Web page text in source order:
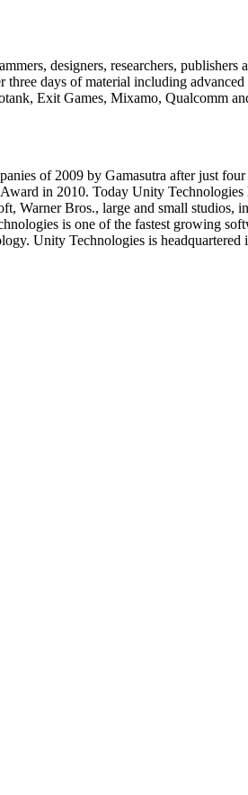
designers, researchers,
days of material including advanced
Exit Games, Mixamo, Qualcomm
of 2009 by Gamasutra after just
in 2010. Today Unity
Bros., large and small studios,
is one of the fastest growing
Unity Technologies is